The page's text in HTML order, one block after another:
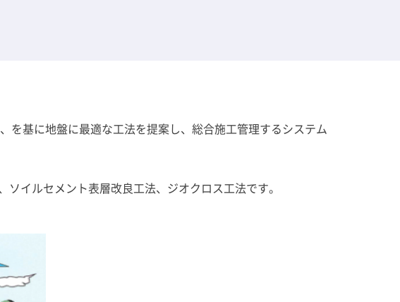
を基に地盤に最適な工法を提案し、総合施工管理するシステム
イルセメント表層改良工法、ジオクロス工法です。